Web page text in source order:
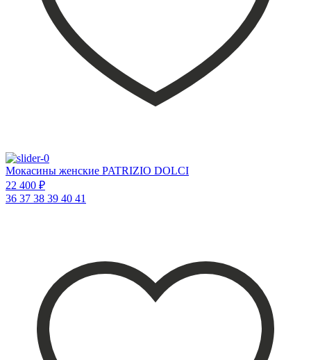
Мокасины женские PATRIZIO DOLCI
22 400 ₽
36 37 38 39 40 41